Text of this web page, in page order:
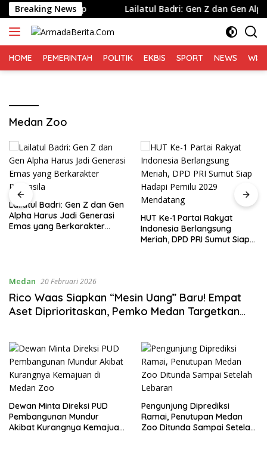
Langsung
ke
konten
Breaking News
Ditangkap Lailatul Badri: Gen Z dan Gen Alpha
HOME PEMERINTAH POLITIK EKBIS SPORT NEWS
Medan Zoo
Lailatul Badri: Gen Z dan Gen
Alpha Harus Jadi Generasi
Emas yang Berkarakter
HUT Ke-1 Partai Rakyat
Indonesia Berlangsung
Meriah, DPD PRI Sumut Siap
Medan 20 Februari 2026
Rico Waas Siapkan “Mesin Uang” Baru! Empat
Aset Diprioritaskan, Pemko Medan Targetkan
Dewan Minta Direksi PUD
Pembangunan Mundur
Akibat Kurangnya Kemajuan
Pengunjung Diprediksi
Ramai, Penutupan Medan
Zoo Ditunda Sampai Setelah